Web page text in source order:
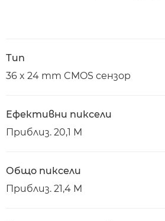
Тип
36 x 24 mm CMOS сензор
Ефективни пиксели
Приблиз. 20,1 M
Общо пиксели
Приблиз. 21,4 M